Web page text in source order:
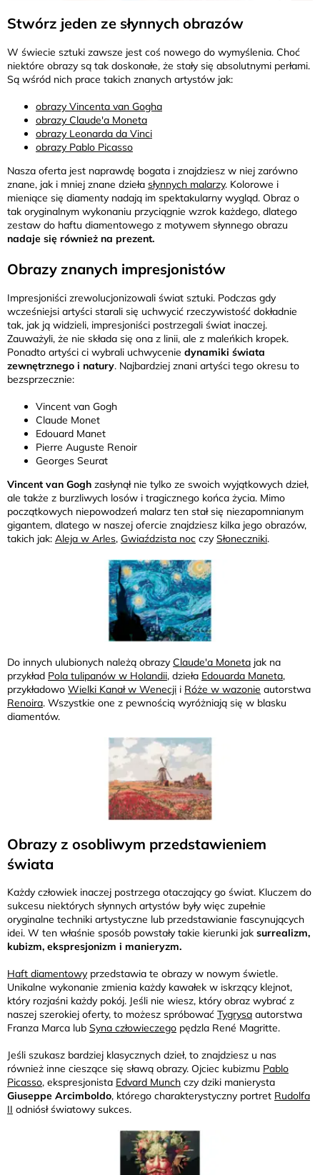
Stwórz jeden ze słynnych obrazów
W świecie sztuki zawsze jest coś nowego do wymyślenia. Choć
niektóre obrazy są tak doskonałe, że stały się absolutnymi perłami.
Są wśród nich prace takich znanych artystów jak:
obrazy Vincenta van Gogha
obrazy Claude'a Moneta
obrazy Leonarda da Vinci
obrazy Pablo Picasso
Nasza oferta jest naprawdę bogata i znajdziesz w niej zarówno
znane, jak i mniej znane dzieła słynnych malarzy. Kolorowe i
mieniące się diamenty nadają im spektakularny wygląd. Obraz o
tak oryginalnym wykonaniu przyciągnie wzrok każdego, dlatego
zestaw do haftu diamentowego z motywem słynnego obrazu
nadaje się również na prezent.
Obrazy znanych impresjonistów
Impresjoniści zrewolucjonizowali świat sztuki. Podczas gdy
wcześniejsi artyści starali się uchwycić rzeczywistość dokładnie
tak, jak ją widzieli, impresjoniści postrzegali świat inaczej.
Zauważyli, że nie składa się ona z linii, ale z maleńkich kropek.
Ponadto artyści ci wybrali uchwycenie dynamiki świata
zewnętrznego i natury. Najbardziej znani artyści tego okresu to
bezsprzecznie:
Vincent van Gogh
Claude Monet
Edouard Manet
Pierre Auguste Renoir
Georges Seurat
Vincent van Gogh zasłynął nie tylko ze swoich wyjątkowych dzieł,
ale także z burzliwych losów i tragicznego końca życia. Mimo
początkowych niepowodzeń malarz ten stał się niezapomnianym
gigantem, dlatego w naszej ofercie znajdziesz kilka jego obrazów,
takich jak: Aleja w Arles, Gwiaździsta noc czy Słoneczniki.
Do innych ulubionych należą obrazy Claude'a Moneta jak na
przykład Pola tulipanów w Holandii, dzieła Edouarda Maneta,
przykładowo Wielki Kanał w Wenecji i Róże w wazonie autorstwa
Renoira. Wszystkie one z pewnością wyróżniają się w blasku
diamentów.
Obrazy z osobliwym przedstawieniem
świata
Każdy człowiek inaczej postrzega otaczający go świat. Kluczem do
sukcesu niektórych słynnych artystów były więc zupełnie
oryginalne techniki artystyczne lub przedstawianie fascynujących
idei. W ten właśnie sposób powstały takie kierunki jak surrealizm,
kubizm, ekspresjonizm i manieryzm.
Haft diamentowy przedstawia te obrazy w nowym świetle.
Unikalne wykonanie zmienia każdy kawałek w iskrzący klejnot,
który rozjaśni każdy pokój. Jeśli nie wiesz, który obraz wybrać z
naszej szerokiej oferty, to możesz spróbować Tygrysa autorstwa
Franza Marca lub Syna człowieczego pędzla René Magritte.
Jeśli szukasz bardziej klasycznych dzieł, to znajdziesz u nas
również inne cieszące się sławą obrazy. Ojciec kubizmu Pablo
Picasso, ekspresjonista Edvard Munch czy dziki manierysta
Giuseppe Arcimboldo, którego charakterystyczny portret Rudolfa
II odniósł światowy sukces.